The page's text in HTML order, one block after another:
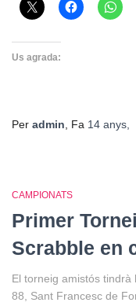
Us agrada:
Per admin , Fa 14 anys
CAMPIONATS
Primer
Scrabble en
El torneig amistós tindrà
88, Sant Francesc de